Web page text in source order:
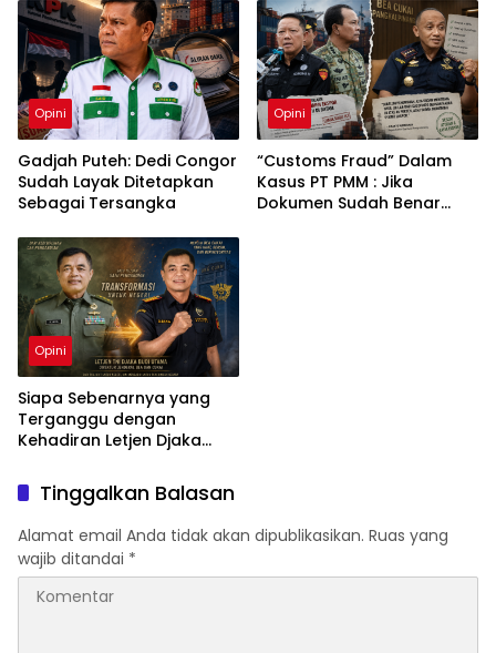
Langsa
Opini
Gadjah Puteh: Dedi Congor
Sudah Layak Ditetapkan
Sebagai Tersangka
Opini
“Customs Fraud” Dalam
Kasus PT PMM : Jika
Dokumen Sudah Benar
Opini
Siapa Sebenarnya yang
Terganggu dengan
Kehadiran Letjen Djaka
sebagai Dirjen Bea Cukai?
Tinggalkan Balasan
Alamat email Anda tidak akan dipublikasikan. Ruas yang
wajib ditandai *